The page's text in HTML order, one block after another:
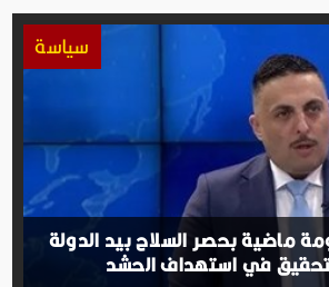
سياسة
ماضية بحصر السلاح بيد الدولة
في استهداف الحشد